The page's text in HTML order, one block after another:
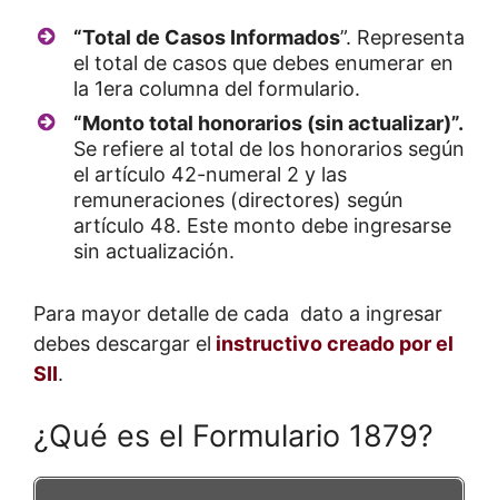
“Total de Casos Informados”. Representa
el total de casos que debes enumerar en
la 1era columna del formulario.
“Monto total honorarios (sin actualizar)”.
Se refiere al total de los honorarios según
el artículo 42-numeral 2 y las
remuneraciones (directores) según
artículo 48. Este monto debe ingresarse
sin actualización.
Para mayor detalle de cada dato a ingresar
debes descargar el instructivo creado por el
SII.
¿Qué es el Formulario 1879?